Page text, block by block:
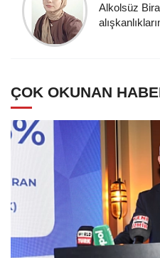
Alkolsüz
ÇOK OKUNAN